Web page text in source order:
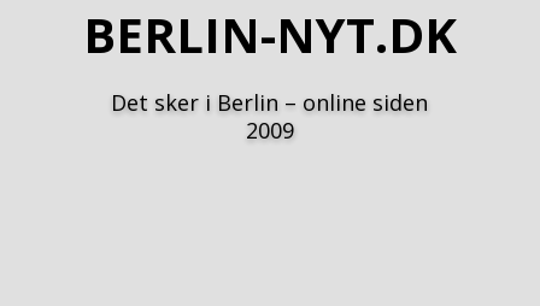
BERLIN-NYT.DK
Det sker i Berlin – online siden
2009